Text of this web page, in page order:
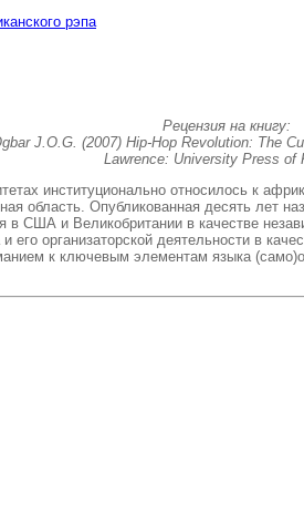
рэпа
Рецензия на книгу:
J.O.G. (2007) Hip-Hop Revolution: The
Lawrence: University Press of
институционально относилось к
область. Опубликованная десять лет
США и Великобритании в качестве
организаторской деятельности в
к ключевым элементам языка